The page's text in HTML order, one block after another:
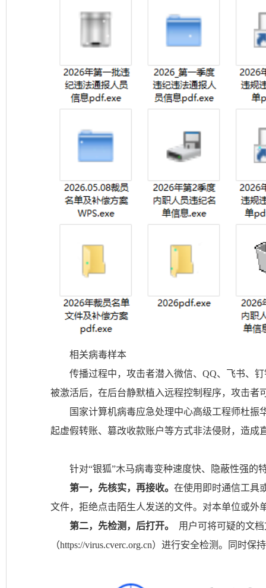
相关病毒样本
传播过程中，攻击者潜入微信、QQ、飞书、
被激活后，在后台静默植入远程控制程序，攻击者
国家计算机病毒应急处理中心高级工程师杜
起虚假转账、篡改收款账户等方式非法侵财，造成
针对“银狐”木马病毒变种速度快、隐蔽性强的
第一，先核实，再接收。 在使用即时通信工具
文件，拒绝点击陌生人发送的文件。对本单位或
第二，先检测，后打开。
用户可将可疑的文
（https://virus.cverc.org.cn）进行安全检测。同时